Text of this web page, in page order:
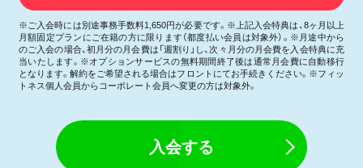
※ご入会時には別途事務手数料1,650円が必要です。※上記入会特典は、8ヶ月以上
月額固定プランにご在籍の方に限ります（都度払い会員は対象外）。※月途中から
のご入会の場合、初月分の月会費は「週割り」し、次々月分の月会費を入会特典に充
当いたします。※オプションサービスの無料期間終了後は通常月会費に自動移行
となります。解約をご希望される場合はフロントにてお手続きください。※フィッ
トネス個人会員からコーポレート会員へ変更の方は対象外。
入会する